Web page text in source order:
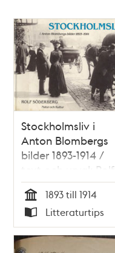
Stockholmsliv i
Anton Blombergs
bilder 1893-1914 /
text och urval: Rolf
Söderberg
Tid
1893 till 1914
Typ
Litteraturtips